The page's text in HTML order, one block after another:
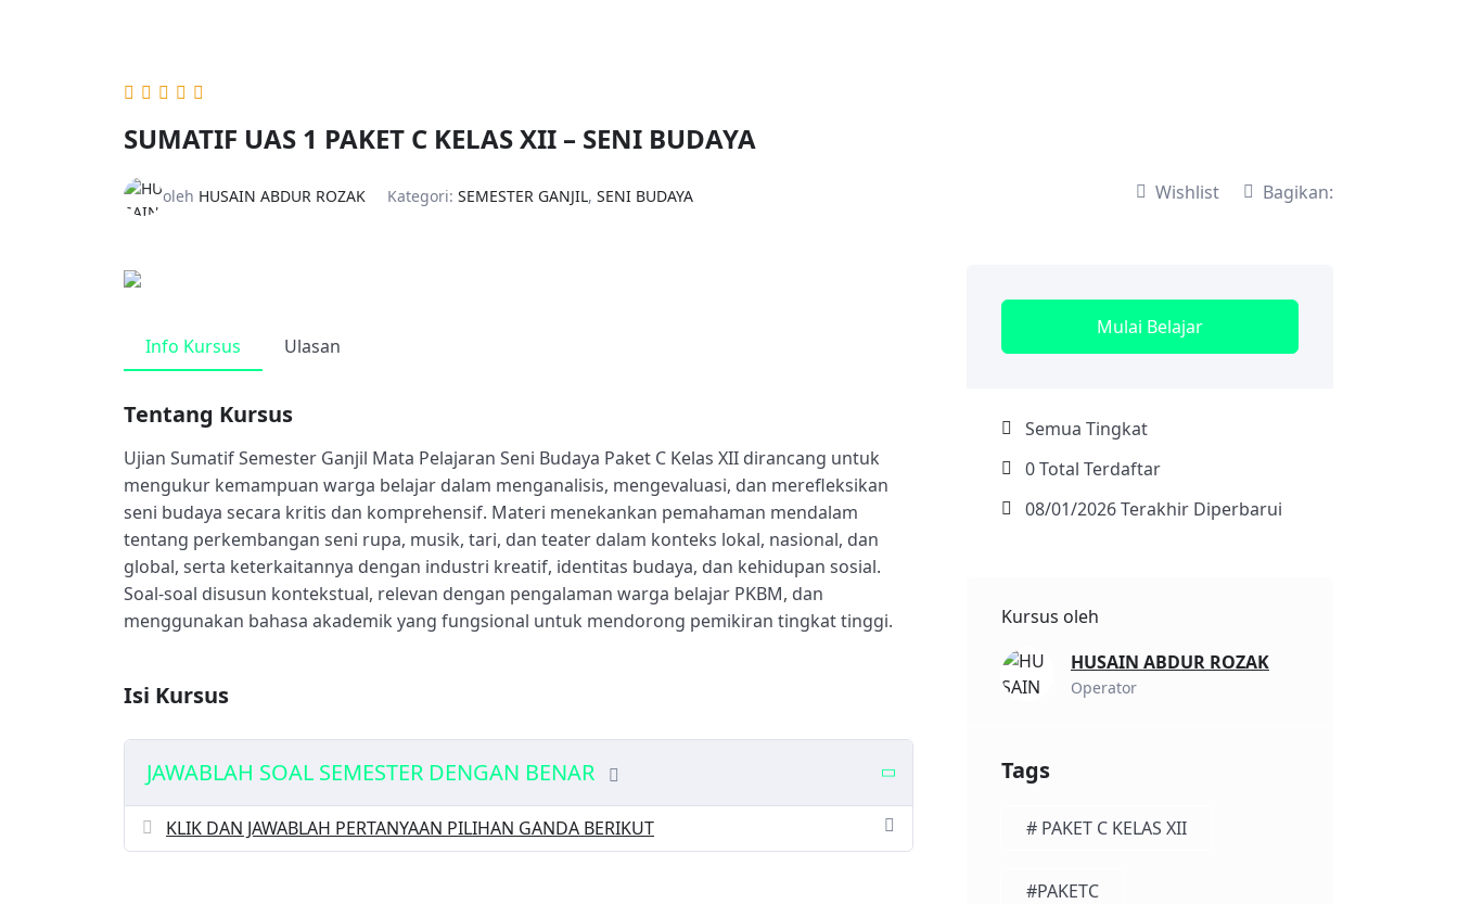
SUMATIF UAS 1 PAKET C KELAS XII – SENI BUDAYA
oleh HUSAIN ABDUR ROZAK Kategori: SEMESTER GANJIL, SENI BUDAYA Wishlist Bagikan:
Info Kursus Ulasan
Tentang Kursus
Ujian Sumatif Semester Ganjil Mata Pelajaran Seni Budaya Paket C Kelas XII dirancang untuk
mengukur kemampuan warga belajar dalam menganalisis, mengevaluasi, dan merefleksikan
seni budaya secara kritis dan komprehensif. Materi menekankan pemahaman mendalam
tentang perkembangan seni rupa, musik, tari, dan teater dalam konteks lokal, nasional, dan
global, serta keterkaitannya dengan industri kreatif, identitas budaya, dan kehidupan sosial.
Soal-soal disusun kontekstual, relevan dengan pengalaman warga belajar PKBM, dan
menggunakan bahasa akademik yang fungsional untuk mendorong pemikiran tingkat tinggi.
Isi Kursus
JAWABLAH SOAL SEMESTER DENGAN BENAR
KLIK DAN JAWABLAH PERTANYAAN PILIHAN GANDA BERIKUT
Mulai Belajar
Semua Tingkat
0 Total Terdaftar
08/01/2026 Terakhir Diperbarui
Kursus oleh
HUSAIN ABDUR ROZAK
Operator
Tags
# PAKET C KELAS XII
#PAKETC